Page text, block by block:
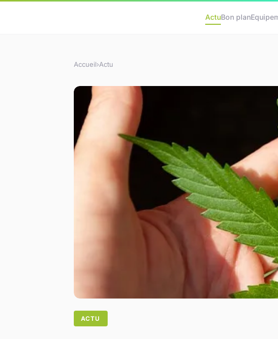
ActuBon plan
Accueil›Actu
ACTU